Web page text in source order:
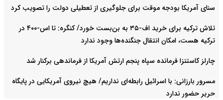
سنای آمریکا بودجه موقت برای جلوگیری از تعطیلی دولت را تصویب کرد
تلاش ترکیه برای خرید اف-۳۵ به بن‌بست خورد/ کنگره: تا اس-۴۰۰ در
ترکیه هست، امکان انتقال جنگنده‌ها وجود ندارد
چارلز کاستنزا فرمانده سپاه پنجم ارتش آمریکا از فرماندهی برکنار شد
مسرور بارزانی: با اسرائیل رابطه‌ای نداریم/ هیچ نیروی آمریکایی در پایگاه
حریر حضور ندارد